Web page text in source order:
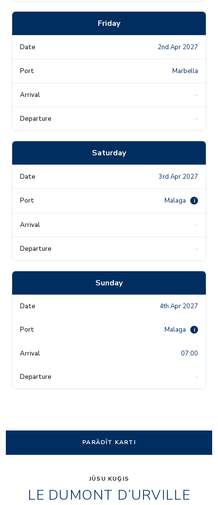
Friday
2nd Apr 2027
Marbella
-
-
Saturday
3rd Apr 2027
Malaga i
-
-
Sunday
4th Apr 2027
Malaga i
07:00
-
PARĀDĪT KARTI
JŪSU KUĢIS
LE DUMONT D’URVILLE